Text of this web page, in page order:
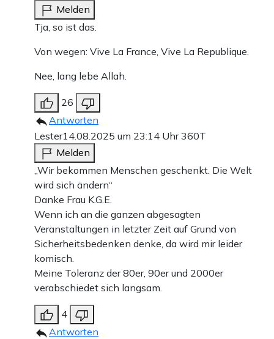
Melden
Tja, so ist das.
Von wegen: Vive La France, Vive La Republique.
Nee, lang lebe Allah.
26
Antworten
Lester14.08.2025 um 23:14 Uhr360T
Melden
„Wir bekommen Menschen geschenkt. Die Welt
wird sich ändern“
Danke Frau K.G.E.
Wenn ich an die ganzen abgesagten
Veranstaltungen in letzter Zeit auf Grund von
Sicherheitsbedenken denke, da wird mir leider
komisch.
Meine Toleranz der 80er, 90er und 2000er
verabschiedet sich langsam.
4
Antworten